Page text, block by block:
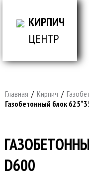
КИРПИЧ
ЦЕНТР
Главная / Кирпич /
Газобетонный блок
D600